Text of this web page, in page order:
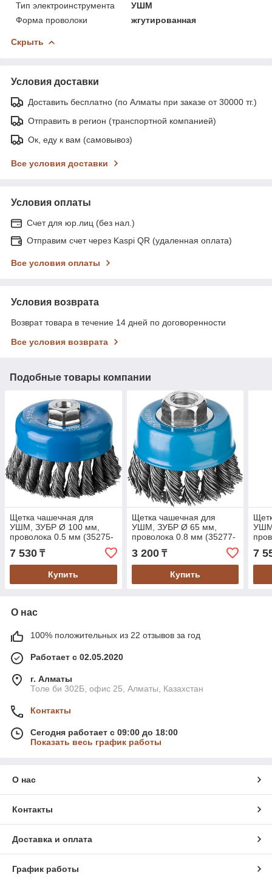
Тип электроинструмента
УШМ
Форма проволоки
жгутированная
Скрыть
Условия доставки
Доставить бесплатно (по Алматы при заказе от 30000 тг.)
Отправить в регион (транспортной компанией)
Ок, еду к вам (самовывоз)
Все условия доставки
Условия оплаты
Счет для юр.лиц (без нал.)
Отправим счет через Kaspi QR (удаленная оплата)
Все условия оплаты
Условия возврата
Возврат товара в течение 14 дней по договоренности
Все условия возврата
Подобные товары компании
Щетка чашечная для
УШМ, ЗУБР Ø 100 мм,
проволока 0.5 мм (35275-
100_z02)
7 530 ₸
Купить
Щетка чашечная для
УШМ, ЗУБР Ø 65 мм,
проволока 0.8 мм (35277-
065_z02)
3 200₸
Купить
7
О нас
100% положительных из 22 отзывов за год
Работает с 02.05.2020
г. Алматы
Толе би 302Б, офис 25, Алматы, Казахстан
Контакты
Сегодня работает с 09:00 до 18:00
Показать весь график работы
О нас
Контакты
Доставка и оплата
График работы